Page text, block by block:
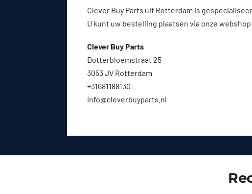
Clever Buy Parts uit Rotterdam is
U kunt uw bestelling plaatsen via onze webshop
Clever Buy Parts
Dotterbloemstraat 25
3053 JV Rotterdam
+31681188130
info@cleverbuyparts.nl